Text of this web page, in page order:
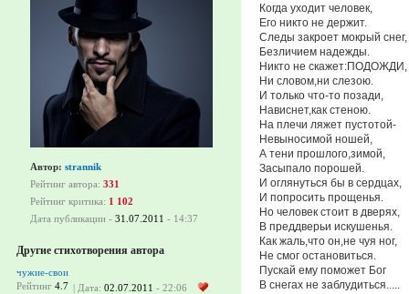
Автор: strannik
Рейтинг автора: 331
Рейтинг критика: 1 102
Дата публикации - 31.07.2011 - 14:37
Другие стихотворения автора
чужие-свои
Рейтинг 4.7 | Дата: 02.07.2011 - 22:06
Когда уходит человек,
Его никто не держит.
Следы закроет мокрый снег,
Безличием надежды.
Никто не скажет:ПОДОЖДИ,
Ни словом,ни слезою.
И только что-то позади,
Нависнет,как стеною.
На плечи ляжет пустотой-
Невыносимой ношей,
А тени прошлого,зимой,
Засыпало порошей.
И оглянуться бы в сердцах,
И попросить прощенья.
Но человек стоит в дверях,
В преддверьи искушенья.
Как жаль,что он,не чуя ног,
Не смог остановиться.
Пускай ему поможет Бог
В снегах не заблудиться.....